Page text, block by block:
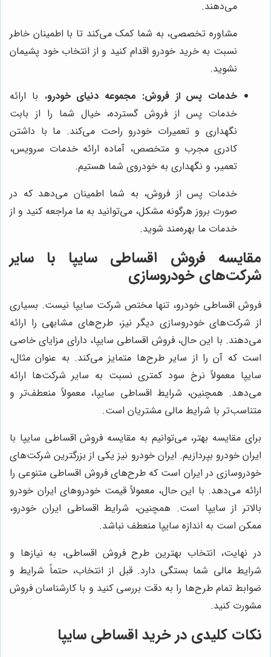
می‌دهند.
مشاوره تخصصی، به شما کمک می‌کند تا با اطمینان خاطر
نسبت به خرید خودرو اقدام کنید و از انتخاب خود پشیمان
نشوید.
خدمات پس از فروش: مجموعه دنیای خودرو، با ارائه
خدمات پس از فروش گسترده، خیال شما را از بابت
نگهداری و تعمیرات خودرو راحت می‌کند. ما با داشتن
کادری مجرب و متخصص، آماده ارائه خدمات سرویس،
تعمیر، و نگهداری به خودروی شما هستیم.
خدمات پس از فروش، به شما اطمینان می‌دهد که در
صورت بروز هرگونه مشکل، می‌توانید به ما مراجعه کنید و از
خدمات ما بهره‌مند شوید.
مقایسه فروش اقساطی سایپا با سایر
شرکت‌های خودروسازی
فروش اقساطی خودرو، تنها مختص شرکت سایپا نیست. بسیاری
از شرکت‌های خودروسازی دیگر نیز، طرح‌های مشابهی را ارائه
می‌دهند. با این حال، فروش اقساطی سایپا، دارای مزایای خاصی
است که آن را از سایر طرح‌ها متمایز می‌کند. به عنوان مثال،
سایپا معمولاً نرخ سود کمتری نسبت به سایر شرکت‌ها ارائه
می‌دهد. همچنین، شرایط اقساطی سایپا، معمولاً منعطف‌تر و
متناسب‌تر با شرایط مالی مشتریان است.
برای مقایسه بهتر، می‌توانیم به مقایسه فروش اقساطی سایپا با
ایران خودرو بپردازیم. ایران خودرو نیز یکی از بزرگترین شرکت‌های
خودروسازی در ایران است که طرح‌های فروش اقساطی متنوعی را
ارائه می‌دهد. با این حال، معمولاً قیمت خودروهای ایران خودرو
بالاتر از سایپا است. همچنین، شرایط اقساطی ایران خودرو،
ممکن است به اندازه سایپا منعطف نباشد.
در نهایت، انتخاب بهترین طرح فروش اقساطی، به نیازها و
شرایط مالی شما بستگی دارد. قبل از انتخاب، حتماً شرایط و
ضوابط تمام طرح‌ها را به دقت بررسی کنید و با کارشناسان فروش
مشورت کنید.
نکات کلیدی در خرید اقساطی سایپا